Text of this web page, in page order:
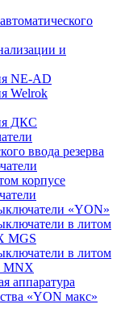
и
NE-AD
Welrok
ДКС
ввода резерва
корпусе
«YON»
в литом
MGS
в литом
MNX
аппаратура
«YON макс»